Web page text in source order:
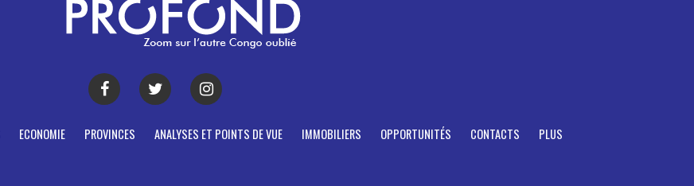
ECONOMIE PROVINCES ANALYSES ET POINTS DE VUE IMMOBILIERS OPPORTUNITÉS CONTACTS PLUS